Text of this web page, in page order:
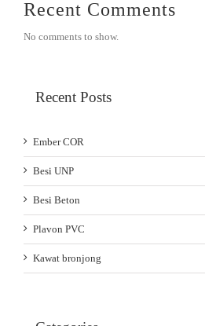
Recent Comments
No comments to show.
Recent Posts
Ember COR
Besi UNP
Besi Beton
Plavon PVC
Kawat bronjong